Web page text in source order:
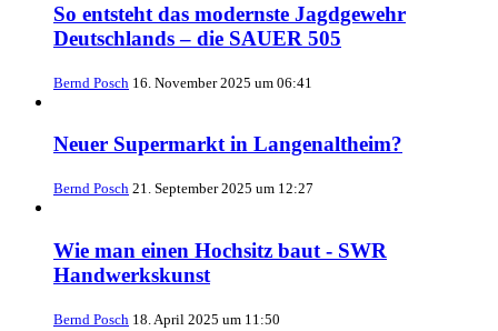
So entsteht das modernste Jagdgewehr
Deutschlands – die SAUER 505
Bernd Posch 16. November 2025 um 06:41
Neuer Supermarkt in Langenaltheim?
Bernd Posch 21. September 2025 um 12:27
Wie man einen Hochsitz baut - SWR
Handwerkskunst
Bernd Posch 18. April 2025 um 11:50